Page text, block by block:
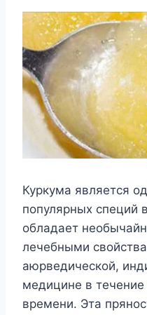
Куркума является
популярных специй
обладает
лечебными
аюрведической,
медицине в течение
времени. Эта